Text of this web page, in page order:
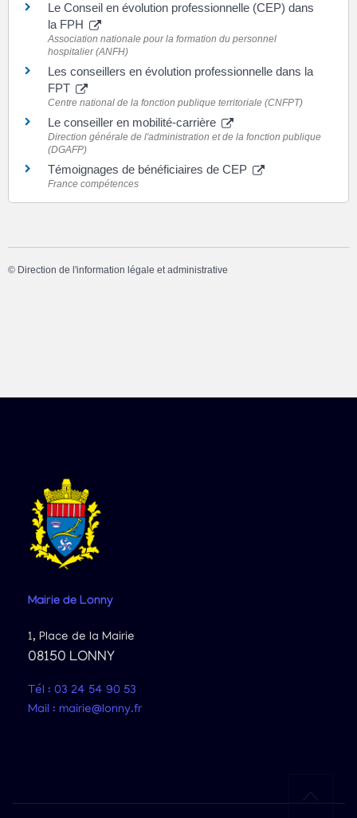
Le Conseil en évolution professionnelle (CEP) dans
la FPH
Association nationale pour la formation du personnel
hospitalier (ANFH)
Les conseillers en évolution professionnelle dans la
FPT
Centre national de la fonction publique territoriale (CNFPT)
Le conseiller en mobilité-carrière
Direction générale de l'administration et de la fonction publique
(DGAFP)
Témoignages de bénéficiaires de CEP
France compétences
© Direction de l'information légale et administrative
Mairie de Lonny
1, Place de la Mairie
08150 LONNY
Tél : 03 24 54 90 53
Mail : mairie@lonny.fr